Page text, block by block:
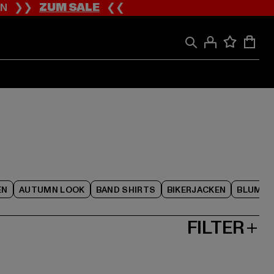
❯❯ZUM SALE❮❮
AUTUMN LOOK BAND SHIRTS BIKERJACKEN
FILTER